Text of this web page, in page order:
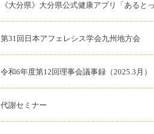
《大分県》大分県公式健康アプリ「あると
第31回日本アフェレシス学会九州地方会
令和6年度第12回理事会議事録（2025.3月）
代謝セミナー